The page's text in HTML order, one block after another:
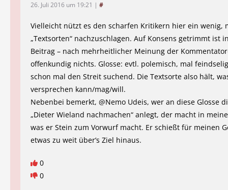
26. Juli 2016 um 19:21 | #
Vielleicht nützt es den scharfen Kritikern hier ein wenig,
„Textsorten“ nachzuschlagen. Auf Konsens getrimmt ist
Beitrag – nach mehrheitlicher Meinung der
offenkundig nichts. Glosse: evtl. polemisch, mal
schon mal den Streit suchend. Die Textsorte also hält,
versprechen kann/mag/will.
Nebenbei bemerkt, @Nemo Udeis, wer an diese Glosse
„Dieter Wieland nachmachen“ anlegt, der macht in
was er Stein zum Vorwurf macht. Er schießt für meinen
etwas zu weit über’s Ziel hinaus.
0
0